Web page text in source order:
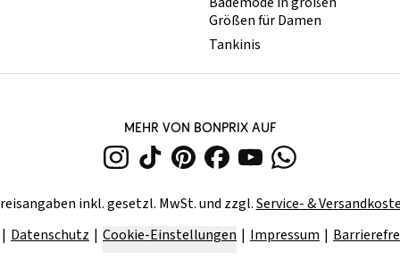
Größen für Damen
Tankinis
MEHR VON BONPRIX AUF
inkl. gesetzl. MwSt. und zzgl.Service- &
Datenschutz Cookie-Einstellungen Impressum